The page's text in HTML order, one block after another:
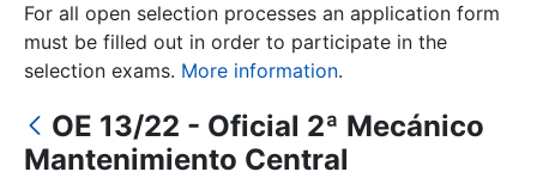
Show/Hide
For all open selection processes an application form
must be filled out in order to participate in the
selection exams. More information.
OE 13/22 - Oficial 2ª Mecánico
Mantenimiento Central